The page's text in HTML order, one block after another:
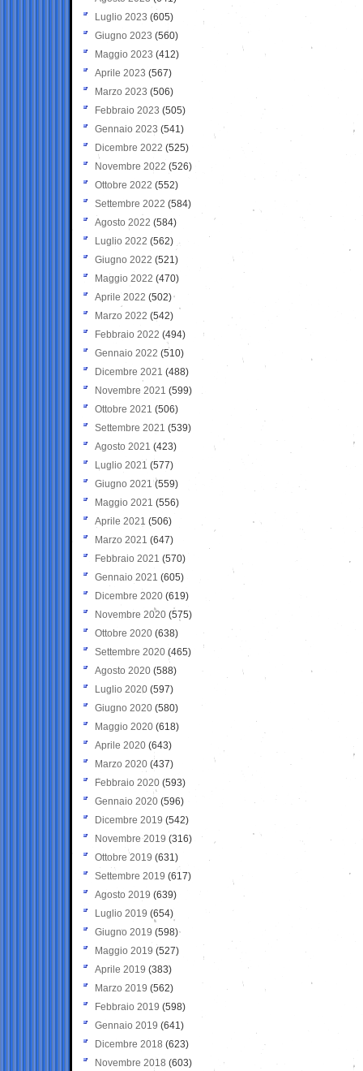
Luglio 2023 (605)
Giugno 2023 (560)
Maggio 2023 (412)
Aprile 2023 (567)
Marzo 2023 (506)
Febbraio 2023 (505)
Gennaio 2023 (541)
Dicembre 2022 (525)
Novembre 2022 (526)
Ottobre 2022 (552)
Settembre 2022 (584)
Agosto 2022 (584)
Luglio 2022 (562)
Giugno 2022 (521)
Maggio 2022 (470)
Aprile 2022 (502)
Marzo 2022 (542)
Febbraio 2022 (494)
Gennaio 2022 (510)
Dicembre 2021 (488)
Novembre 2021 (599)
Ottobre 2021 (506)
Settembre 2021 (539)
Agosto 2021 (423)
Luglio 2021 (577)
Giugno 2021(559)
Maggio 2021 (556)
Aprile 2021 (506)
Marzo 2021 (647)
Febbraio 2021 (570)
Gennaio 2021 (605)
Dicembre 2020 (619)
Novembre 2020 (575)
Ottobre 2020 (638)
Settembre 2020(465)
Agosto 2020 (588)
Luglio 2020 (597)
Giugno 2020 (580)
Maggio 2020 (618)
Aprile 2020 (643)
Marzo 2020 (437)
Febbraio 2020 (593)
Gennaio 2020 (596)
Dicembre 2019 (542)
Novembre 2019 (316)
Ottobre 2019 (631)
Settembre 2019 (617)
Agosto 2019 (639)
Luglio 2019 (654)
Giugno 2019 (598)
Maggio 2019 (527)
Aprile 2019 (383)
Marzo 2019 (562)
Febbraio 2019 (598)
Gennaio 2019 (641)
Dicembre 2018 (623)
Novembre 2018 (603)